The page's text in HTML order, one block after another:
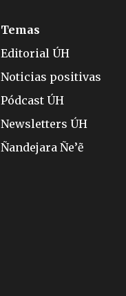
Temas
Editorial ÚH
Noticias positivas
Pódcast ÚH
Newsletters ÚH
Ñandejara Ñe’ẽ